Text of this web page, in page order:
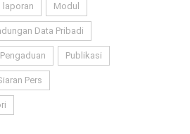
laporan Modul
Data Pribadi
Pengaduan Publikasi
Pers